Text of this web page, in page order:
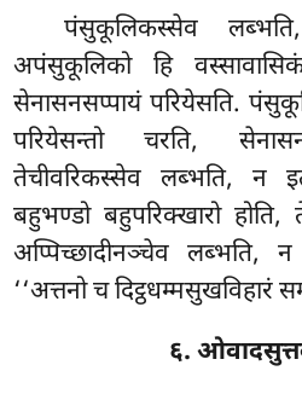
पंसुकूलिकस्सेव
अपंसुकूलिको हि
सेनासनसप्पायं परियेसति.
परियेसन्तो चरति,
तेचीवरिकस्सेव लब्भति, न
बहुभण्डो बहुपरिक्खारो होति,
अप्पिच्छादीनञ्चेव लब्भति,
‘‘अत्तनो च दिट्ठधम्मसुखविहारं
६.